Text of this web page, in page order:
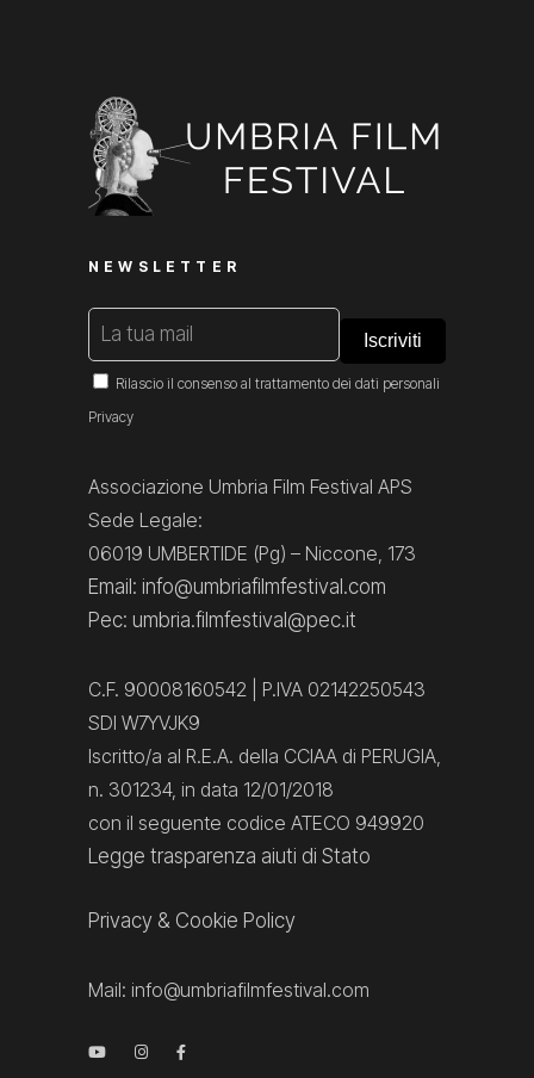
NEWSLETTER
Rilascio il consenso al trattamento dei dati personali
Privacy
Associazione Umbria Film Festival APS
Sede Legale:
06019 UMBERTIDE (Pg) – Niccone, 173
Email: info@umbriafilmfestival.com
Pec: umbria.filmfestival@pec.it
C.F. 90008160542 | P.IVA 02142250543
SDI W7YVJK9
Iscritto/a al R.E.A. della CCIAA di PERUGIA,
n. 301234, in data 12/01/2018
con il seguente codice ATECO 949920
Legge trasparenza aiuti di Stato
Privacy & Cookie Policy
Mail: info@umbriafilmfestival.com